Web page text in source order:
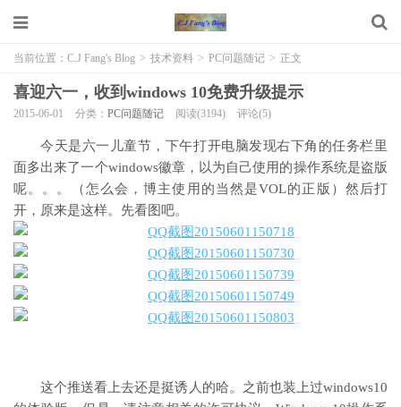
当前位置： C.J Fang's Blog > 技术资料 > PC问题随记 > 正文
喜迎六一，收到windows 10免费升级提示
2015-06-01 分类： PC问题随记 阅读(3194) 评论(5)
今天是六一儿童节，下午打开电脑发现右下角的任务栏里
面多出来了一个windows徽章，以为自己使用的操作系统是盗版
呢。。。（怎么会，博主使用的当然是VOL的正版）然后打
开，原来是这样。先看图吧。
这个推送看上去还是挺诱人的哈。之前也装上过windows10